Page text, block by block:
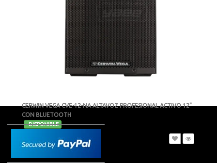
CERWIN VEGA CVE-12-NA ALTAVOZ PROFESIONAL ACTIVO 12"
CON BLUETOOTH
- DISPONIBLE
MXN $11,922